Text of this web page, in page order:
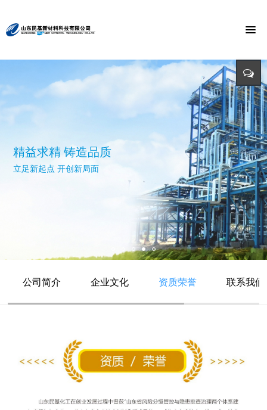
招标公告
招标详情及投标方式请点击查询（测试）
打造氯乙酸世界第一品牌
迈向世界价值链高端 打造世界精细化工绿色基地 创造氯乙酸国际
与时俱进 与市俱进 与世俱进
依靠科技创新 发展循环经济
精益求精 铸造品质
立足新起点 开创新局面
节能环保 捍卫能源
公司简介 企业文化 资质荣誉 联系我们